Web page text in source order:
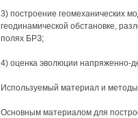
3) построение геомеханических
геодинамической обстановке,
полях БРЗ;
4) оценка эволюции напряженно-
Используемый материал и
Основным материалом для